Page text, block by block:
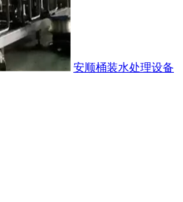
安顺桶装水处理设备